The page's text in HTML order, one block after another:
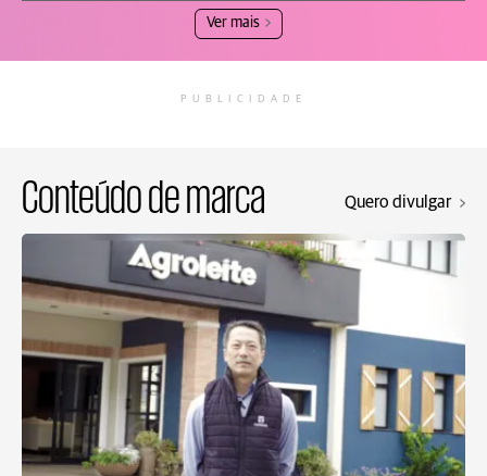
Ver mais
PUBLICIDADE
Conteúdo de marca Quero divulgar